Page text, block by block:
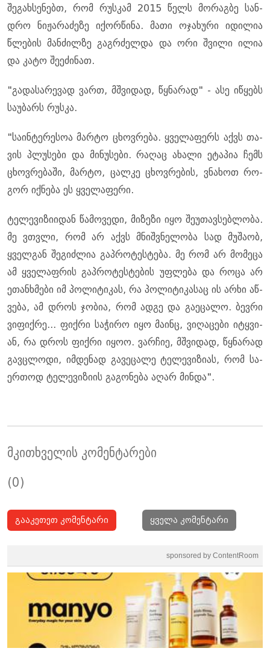
შე­გახ­სე­ნებთ, რომ რუს­კამ 2015 წელს მო­რაგ­ბე სან­
დრო ნი­ჟა­რა­ძე­ზე იქორ­წი­ნა. მათი ოჯა­ხუ­რი იდი­ლია
წლე­ბის მან­ძილ­ზე გაგ­რძელ­და და ორი შვი­ლი ილია
და კატო შე­ე­ძი­ნათ.
"გა­და­სა­რე­ვად ვართ, მშვი­დად, წყნა­რად" - ასე იწყებს
სა­უ­ბარს რუს­კა.
"სა­ინ­ტე­რე­სოა მარ­ტო ცხოვ­რე­ბა. ყვე­ლა­ფერს აქვს თა­
ვის პლუ­სე­ბი და მი­ნუ­სე­ბი. რა­ღაც ახა­ლი ეტა­პია ჩემს
ცხოვ­რე­ბა­ში, მარ­ტო, ცალ­კე ცხოვ­რე­ბის, ვნა­ხოთ რო­
გორ იქ­ნე­ბა ეს ყვე­ლა­ფე­რი.
ტე­ლე­ვი­ზი­ი­დან წა­მო­ვე­დი, მი­ზე­ზი იყო შე­უ­თავ­სებ­ლო­ბა.
მე ვთვლი, რომ არ აქვს მნიშ­ვნე­ლო­ბა სად მუ­შა­ობ,
ყველ­გან შე­გიძ­ლია გაპ­რო­ტეს­ტე­ბა. მე რომ არ მო­მე­ცა
ამ ყვე­ლაფ­რის გაპ­რო­ტეს­ტე­ბის უფ­ლე­ბა და როცა არ
ეთან­ხმე­ბი იმ პო­ლი­ტი­კას, რა პო­ლი­ტი­კა­საც ის არხი აწ­
ვე­ბა, ამ დროს ჯო­ბია, რომ ადგე და გა­ე­ცა­ლო. ბევ­რი
ვი­ფიქ­რე... ფიქ­რი სა­ჭი­რო იყო მა­ინც, ვი­ღა­ცე­ბი იტყვი­
ან, რა დროს ფიქ­რი იყოო. ვარ­ჩიე, მშვი­დად, წყნა­რად
გავ­ცლო­დი, იმ­დე­ნად გა­ვე­ცა­ლე ტე­ლე­ვი­ზი­ას, რომ სა­
ერ­თოდ ტე­ლე­ვი­ზი­ის გა­გო­ნე­ბა აღარ მინ­და".
მკითხველის კომენტარები
(0)
გააკეთეთ კომენტარი ყველა კომენტარი
sponsored by ContentRoom